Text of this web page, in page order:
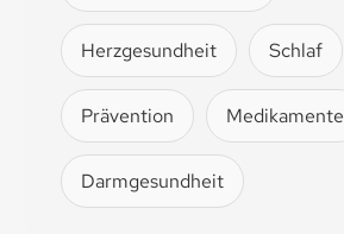
Herzgesundheit Schlaf
Prävention Medikamente
Darmgesundheit